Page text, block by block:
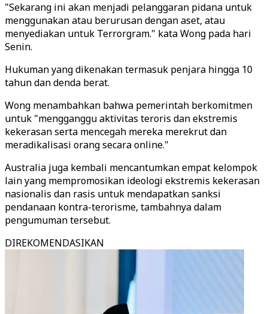
"Sekarang ini akan menjadi pelanggaran pidana untuk
menggunakan atau berurusan dengan aset, atau
menyediakan untuk Terrorgram." kata Wong pada hari
Senin.
Hukuman yang dikenakan termasuk penjara hingga 10
tahun dan denda berat.
Wong menambahkan bahwa pemerintah berkomitmen
untuk "mengganggu aktivitas teroris dan ekstremis
kekerasan serta mencegah mereka merekrut dan
meradikalisasi orang secara online."
Australia juga kembali mencantumkan empat kelompok
lain yang mempromosikan ideologi ekstremis kekerasan
nasionalis dan rasis untuk mendapatkan sanksi
pendanaan kontra-terorisme, tambahnya dalam
pengumuman tersebut.
DIREKOMENDASIKAN